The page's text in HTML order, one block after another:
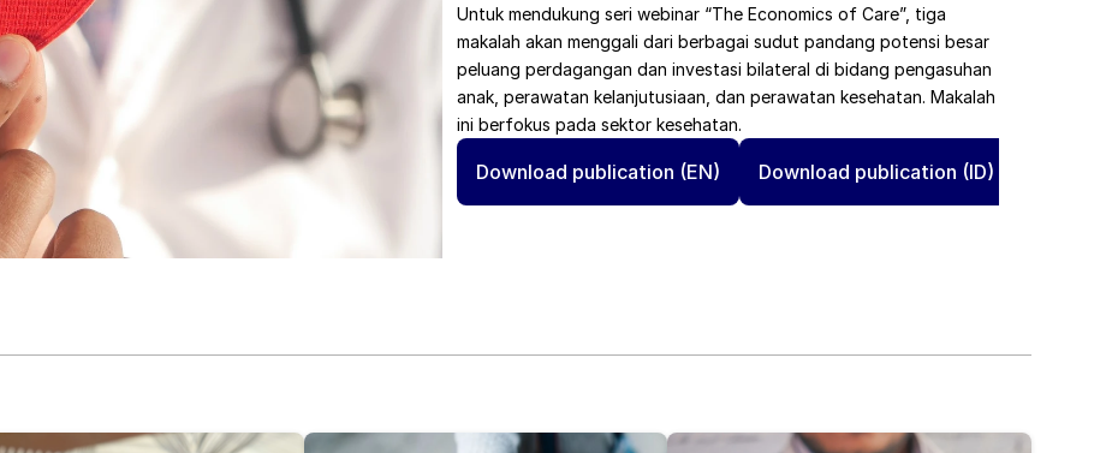
Untuk mendukung seri webinar “The Economics of Care”, tiga
makalah akan menggali dari berbagai sudut pandang potensi besar
peluang perdagangan dan investasi bilateral di bidang pengasuhan
anak, perawatan kelanjutusiaan, dan perawatan kesehatan. Makalah
ini berfokus pada sektor kesehatan.
Download publication (EN) Download publication (ID)